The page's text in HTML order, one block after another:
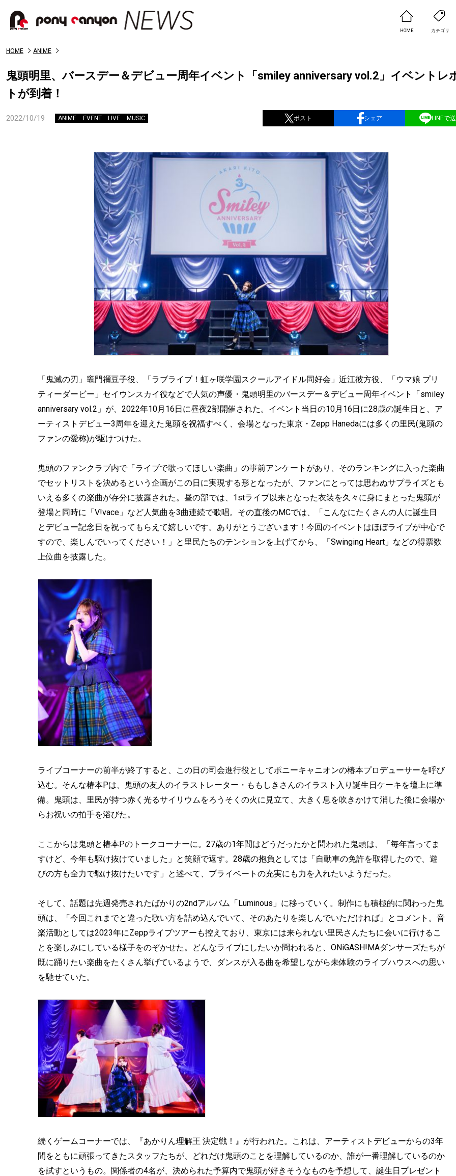
HOME カテゴリ
HOME ANIME
鬼頭明里、バースデー＆デビュー周年イベント「smiley anniversary vol.2」イベントレ
トが到着！
2022/10/19 ANIME EVENT LIVE MUSIC ポスト シェア LINEで
「鬼滅の刃」竈門禰豆子役、「ラブライブ！虹ヶ咲学園スクールアイドル同好会」近江彼方役、「ウマ娘 プリ
ティーダービー」セイウンスカイ役などで人気の声優・鬼頭明里のバースデー＆デビュー周年イベント「smiley
anniversary vol.2」が、2022年10月16日に昼夜2部開催された。イベント当日の10月16日に28歳の誕生日と、ア
ーティストデビュー3周年を迎えた鬼頭を祝福すべく、会場となった東京・Zepp Hanedaには多くの里民(鬼頭の
ファンの愛称)が駆けつけた。
鬼頭のファンクラブ内で「ライブで歌ってほしい楽曲」の事前アンケートがあり、そのランキングに入った楽曲
でセットリストを決めるという企画がこの日に実現する形となったが、ファンにとっては思わぬサプライズとも
いえる多くの楽曲が存分に披露された。昼の部では、1stライブ以来となった衣装を久々に身にまとった鬼頭が
登場と同時に「V!vace」など人気曲を3曲連続で歌唱。その直後のMCでは、「こんなにたくさんの人に誕生日
とデビュー記念日を祝ってもらえて嬉しいです。ありがとうございます！今回のイベントはほぼライブが中心で
すので、楽しんでいってください！」と里民たちのテンションを上げてから、「Swinging Heart」などの得票数
上位曲を披露した。
ライブコーナーの前半が終了すると、この日の司会進行役としてポニーキャニオンの椿本プロデューサーを呼び
込む。そんな椿本Pは、鬼頭の友人のイラストレーター・ももしきさんのイラスト入り誕生日ケーキを壇上に準
備。鬼頭は、里民が持つ赤く光るサイリウムをろうそくの火に見立て、大きく息を吹きかけて消した後に会場か
らお祝いの拍手を浴びた。
ここからは鬼頭と椿本Pのトークコーナーに。27歳の1年間はどうだったかと問われた鬼頭は、「毎年言ってま
すけど、今年も駆け抜けていました」と笑顔で返す。28歳の抱負としては「自動車の免許を取得したので、遊
びの方も全力で駆け抜けたいです」と述べて、プライベートの充実にも力を入れたいようだった。
そして、話題は先週発売されたばかりの2ndアルバム「Luminous」に移っていく。制作にも積極的に関わった鬼
頭は、「今回これまでと違った歌い方を詰め込んでいて、そのあたりを楽しんでいただければ」とコメント。音
楽活動としては2023年にZeppライブツアーも控えており、東京には来られない里民さんたちに会いに行けるこ
とを楽しみにしている様子をのぞかせた。どんなライブにしたいか問われると、ONiGASH!MAダンサーズたちが
既に踊りたい楽曲をたくさん挙げているようで、ダンスが入る曲を希望しながら未体験のライブハウスへの思い
を馳せていた。
続くゲームコーナーでは、『あかりん理解王 決定戦！』が行われた。これは、アーティストデビューからの3年
間をともに頑張ってきたスタッフたちが、どれだけ鬼頭のことを理解しているのか、誰が一番理解しているのか
を試すというもの。関係者の4名が、決められた予算内で鬼頭が好きそうなものを予想して、誕生日プレゼント